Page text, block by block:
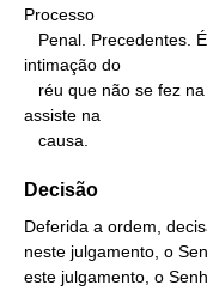
Processo
intimação do
assiste na
   causa.
Decisão
Deferida a ordem,
neste julgamento, o
este julgamento, o